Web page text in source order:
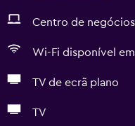
Centro de negócios
Wi-Fi disponível
TV de ecrã plano
TV